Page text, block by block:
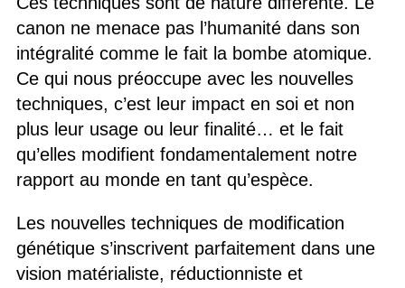
canon ne menace pas l’humanité dans son
intégralité comme le fait la bombe atomique.
Ce qui nous préoccupe avec les nouvelles
techniques, c’est leur impact en soi et non
plus leur usage ou leur finalité… et le fait
qu’elles modifient fondamentalement notre
rapport au monde en tant qu’espèce.
Les nouvelles techniques de modification
génétique s’inscrivent parfaitement dans une
vision matérialiste, réductionniste et